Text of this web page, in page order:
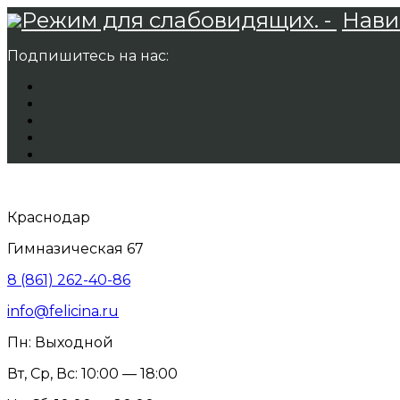
Режим для слабовидящих. -
Подпишитесь на нас:
Краснодар
Гимназическая 67
8 (861) 262-40-86
info@felicina.ru
Пн: Выходной
Вт, Ср, Вс: 10:00 — 18:00